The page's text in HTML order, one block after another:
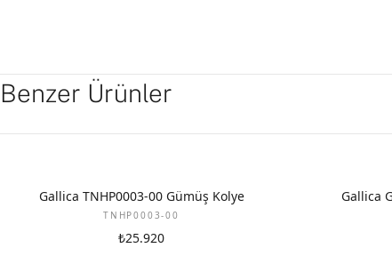
Benzer Ürünler
Gallica TNHP0003-00 Gümüş Kolye
TNHP0003-00
₺25.920
Gallica